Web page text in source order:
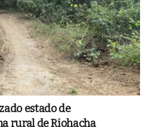
estado de
rural de Riohacha